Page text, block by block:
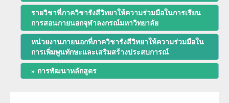
พัฒนาการของภาควิชา
ประวัติหัวหน้าภาควิชา
ความภาคภูมิใจของภาควิชา
สาขารังสีวิทยาวินิจฉัย
สาขารังสีรักษาและมะเร็งวิทยา
การศึกษา
งานวิจัย
รายวิชาที่ภาควิชารังสีวิทยาให้ความร่วมมือในการเรียน
การสอนภายนอกจุฬาลงกรณ์มหาวิทยาลัย
หน่วยงานภายนอกที่ภาควิชารังสีวิทยาให้ความร่วมมือใน
การเพิ่มพูนทักษะและเสริมสร้างประสบการณ์
การพัฒนาหลักสูตร